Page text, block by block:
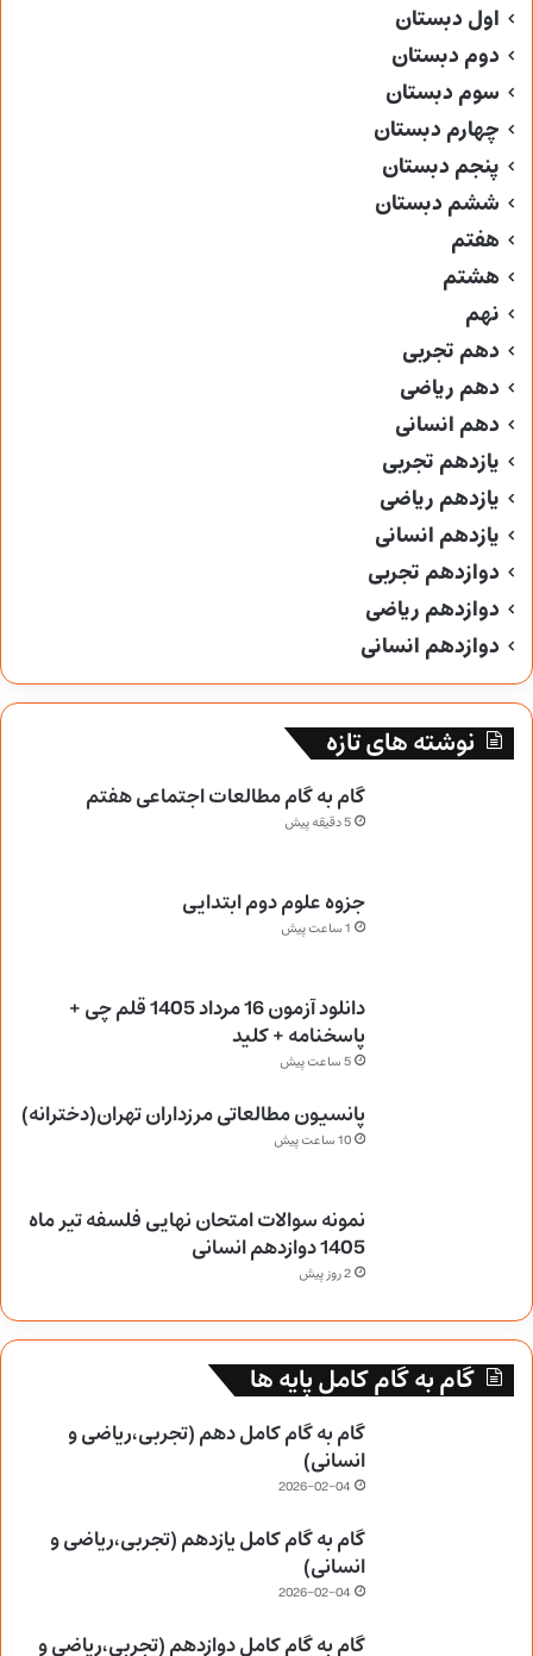
اول دبستان
دوم دبستان
سوم دبستان
چهارم دبستان
پنجم دبستان
ششم دبستان
هفتم
هشتم
نهم
دهم تجربی
دهم ریاضی
دهم انسانی
یازدهم تجربی
یازدهم ریاضی
یازدهم انسانی
دوازدهم تجربی
دوازدهم ریاضی
دوازدهم انسانی
نوشته های تازه
گام به گام مطالعات اجتماعی هفتم
5 دقیقه پیش
جزوه علوم دوم ابتدایی
1 ساعت پیش
دانلود آزمون 16 مرداد 1405 قلم چی +
پاسخنامه + کلید
5 ساعت پیش
پانسیون مطالعاتی مرزداران تهران(دخترانه)
10 ساعت پیش
نمونه سوالات امتحان نهایی فلسفه تیر ماه
1405 دوازدهم انسانی
2 روز پیش
گام به گام کامل پایه ها
گام به گام کامل دهم (تجربی،ریاضی و
انسانی)
2026-02-04
گام به گام کامل یازدهم (تجربی،ریاضی و
انسانی)
2026-02-04
گام به گام کامل دوازدهم (تجربی،ریاضی و